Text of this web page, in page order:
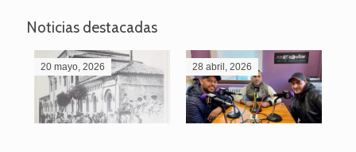
Noticias destacadas
20 mayo, 2026 28 abril, 2026